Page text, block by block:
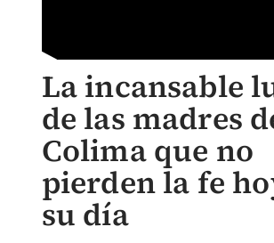
La incansable
de las madres
Colima que no
pierden la fe
su día